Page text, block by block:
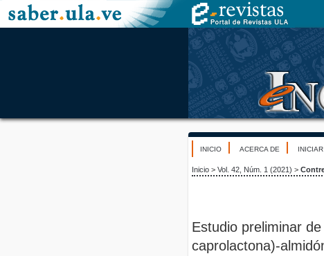
INICIO ACERCA DE
Inicio > Vol. 42, Núm. 1 (2021) >
Estudio preliminar
caprolactona)-